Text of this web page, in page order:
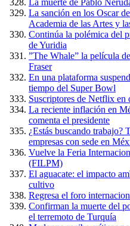
La muerte de Pablo
La sanción en los Oscar
Academia de las Artes y
Continúa la polémica del
de Yuridia
”The Whale” la película
Fraser
En una plataforma
tiempo del Super Bowl
Suscriptores de Netflix en
La reciente inflación en
comenta el presidente
¿Estás buscando trabajo?
empresas con sede en
Vuelve la Feria
(FILPM)
El aguacate: el impacto
cultivo
Regresa el foro
Confirman la muerte del
el terremoto de Turquía